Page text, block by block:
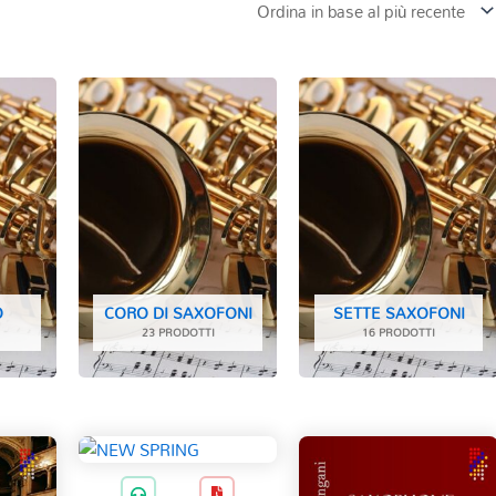
CORO DI SAXOFONI
23 PRODOTTI
SETTE SAXOFONI
16 PRODOTTI